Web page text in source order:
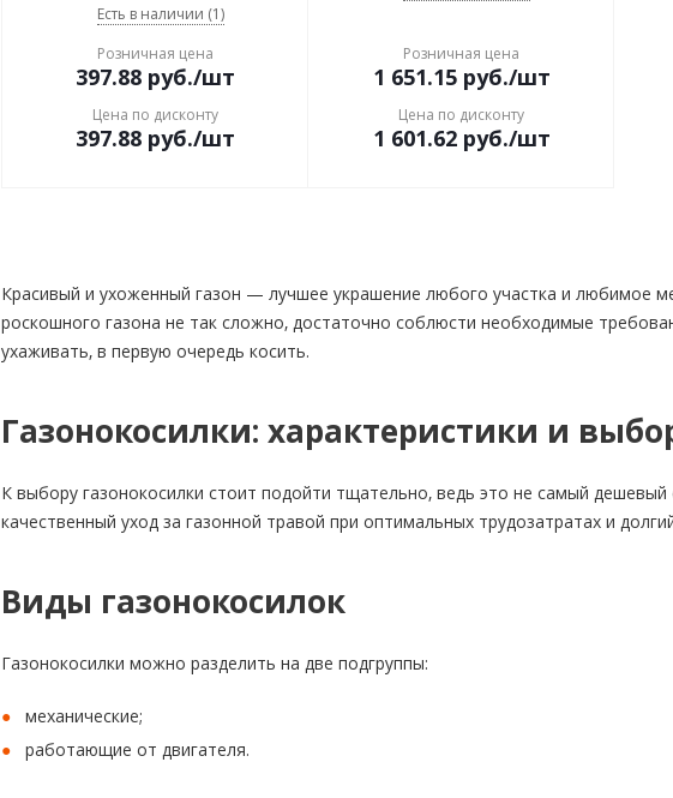
Есть в наличии (1)
Розничная цена
397.88 руб./шт
Цена по дисконту
397.88 руб./шт
Розничная цена
1 651.15руб./шт
Цена по дисконту
1 601.62руб./шт
Красивый и ухоженный газон — лучшее украшение любого участка и любимое
роскошного газона не так сложно, достаточно соблюсти необходимые
ухаживать, в первую очередь косить.
Газонокосилки: характеристики и
К выбору газонокосилки стоит подойти тщательно, ведь это не самый
качественный уход за газонной травой при оптимальных трудозатратах и
Виды газонокосилок
Газонокосилки можно разделить на две подгруппы:
механические;
работающие от двигателя.